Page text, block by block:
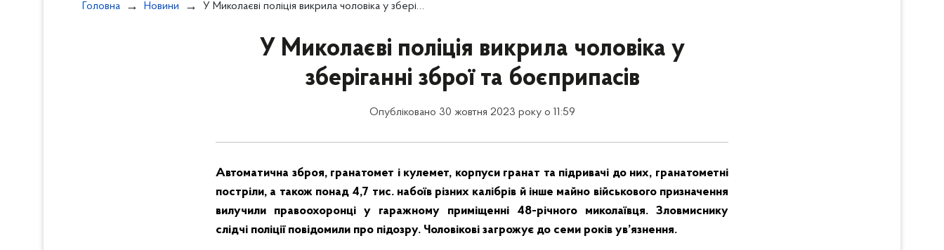
Головна Новини У Миколаєві поліція викрила чоловіка у зберіганні зброї та боєприпасів
У Миколаєві поліція викрила чоловіка у
зберіганні зброї та боєприпасів
Опубліковано 30 жовтня 2023 року о 11:59
Автоматична зброя, гранатомет і кулемет, корпуси гранат та підривачі до них, гранатометні
постріли, а також понад 4,7 тис. набоїв різних калібрів й інше майно військового призначення
вилучили правоохоронці у гаражному приміщенні 48-річного миколаївця. Зловмиснику
слідчі поліції повідомили про підозру. Чоловікові загрожує до семи років ув’язнення.